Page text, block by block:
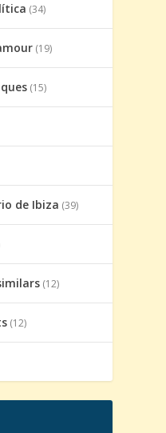
(34)
(19)
(15)
de Ibiza (39)
(12)
(12)